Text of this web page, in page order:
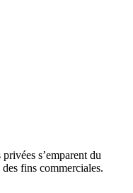
s’emparent du
fins commerciales.